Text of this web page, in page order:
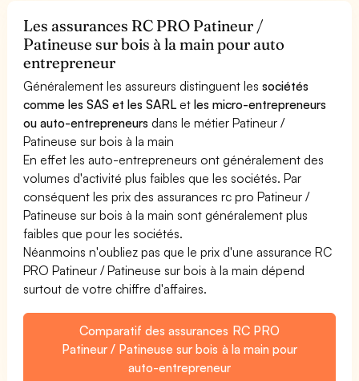
Les assurances RC PRO Patineur /
Patineuse sur bois à la main pour auto
entrepreneur
Généralement les assureurs distinguent lessociétés
comme les SAS et les SARL etles micro-entrepreneurs
ou auto-entrepreneurs dans le métier Patineur /
Patineuse sur bois à la main
En effet les auto-entrepreneurs ont généralement des
volumes d'activité plus faibles que les sociétés. Par
conséquent les prix des assurances rc pro Patineur /
Patineuse sur bois à la main sont généralement plus
faibles que pour les sociétés.
Néanmoins n'oubliez pas que le prix d'une assurance RC
PRO Patineur / Patineuse sur bois à la main dépend
surtout de votre chiffre d'affaires.
Comparatif des assurances RC PRO
Patineur / Patineuse sur bois à la main pour
auto-entrepreneur